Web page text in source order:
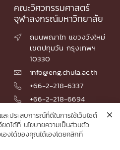
คณะวิศวกรรมศาสตร์
จุฬาลงกรณ์มหาวิทยาลัย

ถนนพญาไท แขวงวังใหม่
เขตปทุมวัน กรุงเทพฯ
10330
 info@eng.chula.ac.th
 +66-2-218-6337
 +66-2-218-6694
Chulalongkorn University
ะประสบการณ์ที่ดีในการใช้เว็บไซต์
ดได้ที่ นโยบายความเป็นส่วนตัว
องได้ของคุณได้เองโดยคลิกที่